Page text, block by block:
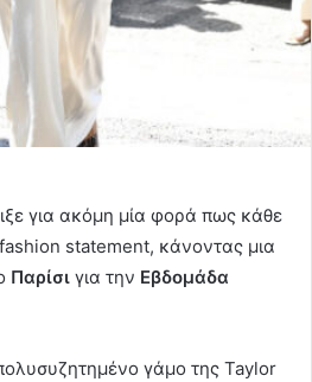
για ακόμη μία φορά πως κάθε
statement, κάνοντας μια
Παρίσι για την Εβδομάδα
γάμο της Taylor